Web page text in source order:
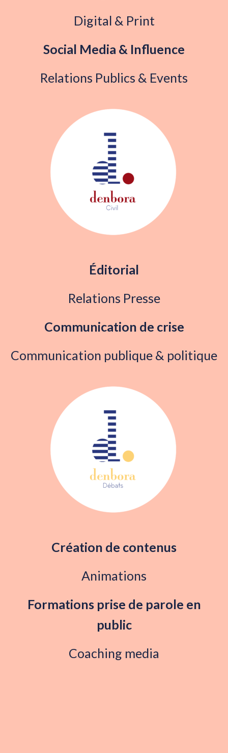
Digital & Print
Social Media & Influence
Relations Publics & Events
Éditorial
Relations Presse
Communication de crise
Communication publique & politique
Création de contenus
Animations
Formations prise de parole en
public
Coaching media